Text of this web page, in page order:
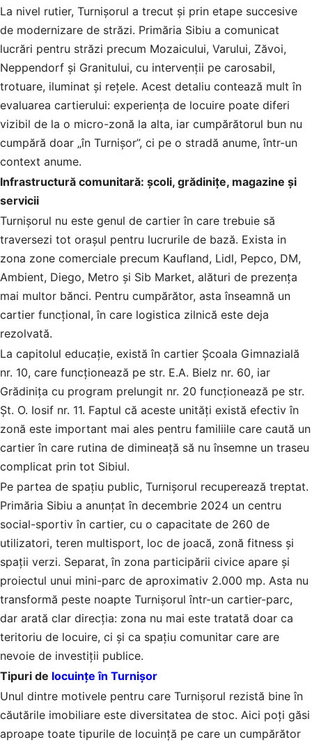
La nivel rutier, Turnișorul a trecut și prin etape succesive
de modernizare de străzi. Primăria Sibiu a comunicat
lucrări pentru străzi precum Mozaicului, Varului, Zăvoi,
Neppendorf și Granitului, cu intervenții pe carosabil,
trotuare, iluminat și rețele. Acest detaliu contează mult în
evaluarea cartierului: experiența de locuire poate diferi
vizibil de la o micro-zonă la alta, iar cumpărătorul bun nu
cumpără doar „în Turnișor”, ci pe o stradă anume, într-un
context anume.
Infrastructură comunitară: școli, grădinițe, magazine și
servicii
Turnișorul nu este genul de cartier în care trebuie să
traversezi tot orașul pentru lucrurile de bază. Exista in
zona zone comerciale precum Kaufland, Lidl, Pepco, DM,
Ambient, Diego, Metro și Sib Market, alături de prezența
mai multor bănci. Pentru cumpărător, asta înseamnă un
cartier funcțional, în care logistica zilnică este deja
rezolvată.
La capitolul educație, există în cartier Școala Gimnazială
nr. 10, care funcționează pe str. E.A. Bielz nr. 60, iar
Grădinița cu program prelungit nr. 20 funcționează pe str.
Șt. O. Iosif nr. 11. Faptul că aceste unități există efectiv în
zonă este important mai ales pentru familiile care caută un
cartier în care rutina de dimineață să nu însemne un traseu
complicat prin tot Sibiul.
Pe partea de spațiu public, Turnișorul recuperează treptat.
Primăria Sibiu a anunțat în decembrie 2024 un centru
social-sportiv în cartier, cu o capacitate de 260 de
utilizatori, teren multisport, loc de joacă, zonă fitness și
spații verzi. Separat, în zona participării civice apare și
proiectul unui mini-parc de aproximativ 2.000 mp. Asta nu
transformă peste noapte Turnișorul într-un cartier-parc,
dar arată clar direcția: zona nu mai este tratată doar ca
teritoriu de locuire, ci și ca spațiu comunitar care are
nevoie de investiții publice.
Tipuri de locuințe în Turnișor
Unul dintre motivele pentru care Turnișorul rezistă bine în
căutările imobiliare este diversitatea de stoc. Aici poți găsi
aproape toate tipurile de locuință pe care un cumpărător